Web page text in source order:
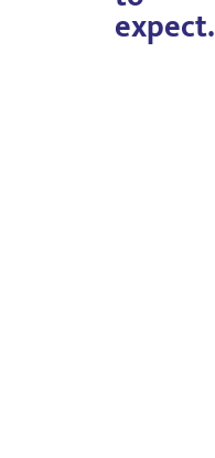
expect.